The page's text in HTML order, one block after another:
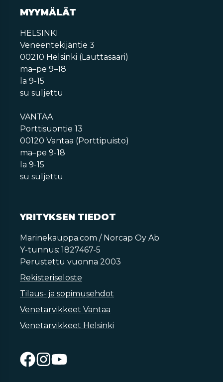
MYYMÄLÄT
HELSINKI
Veneentekijäntie 3
00210 Helsinki (Lauttasaari)
ma–pe 9–18
la 9-15
su suljettu
VANTAA
Porttisuontie 13
00120 Vantaa (Porttipuisto)
ma–pe 9-18
la 9-15
su suljettu
YRITYKSEN TIEDOT
Marinekauppa.com / Norcap Oy Ab
Y-tunnus: 1827467-5
Perustettu vuonna 2003
Rekisteriseloste
Tilaus- ja sopimusehdot
Venetarvikkeet Vantaa
Venetarvikkeet Helsinki